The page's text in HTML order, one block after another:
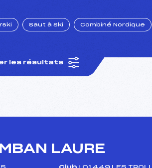
Saut à Ski Combiné Nordique
les résultats
LAURE
Club : 01449 LES